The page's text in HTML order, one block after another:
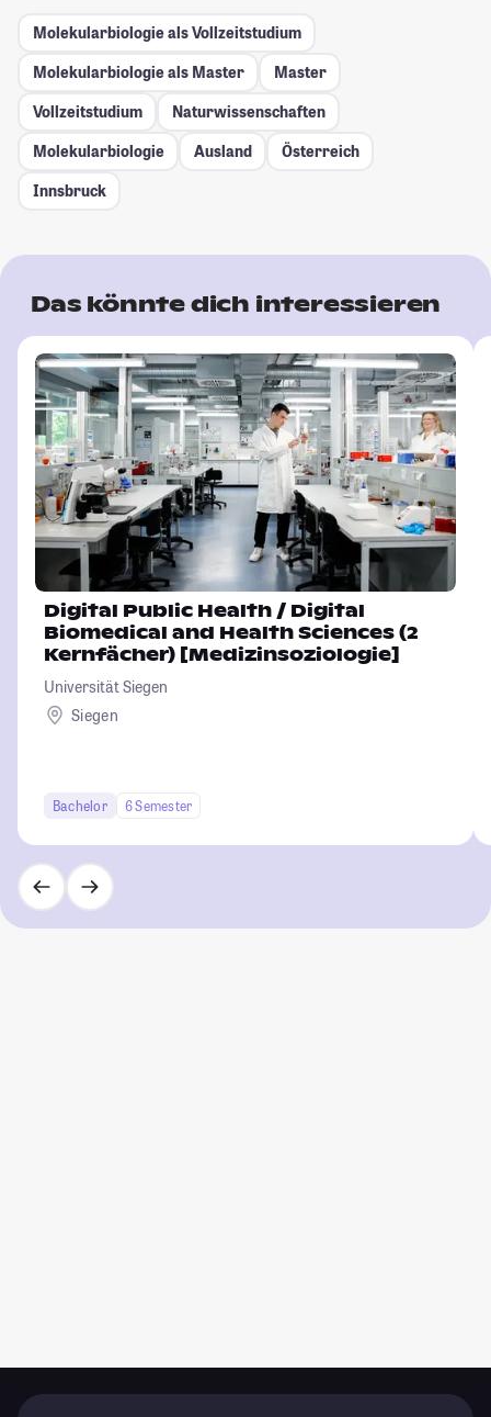
Molekularbiologie als Vollzeitstudium
Molekularbiologie als Master
Master
Vollzeitstudium
Naturwissenschaften
Molekularbiologie
Ausland
Österreich
Innsbruck
Das könnte dich interessieren
Digital Public Health / Digital
Biomedical and Health Sciences (2
Kernfächer) [Medizinsoziologie]
Universität Siegen
Siegen
Bachelor 6 Semester